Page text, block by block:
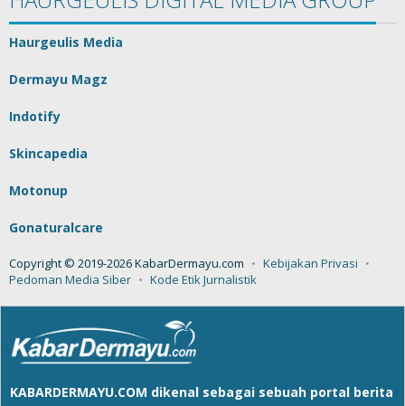
Haurgeulis Media
Dermayu Magz
Indotify
Skincapedia
Motonup
Gonaturalcare
Copyright © 2019-2026 KabarDermayu.com
Kebijakan Privasi
Pedoman Media Siber
Kode Etik Jurnalistik
KABARDERMAYU.COM dikenal sebagai sebuah portal berita